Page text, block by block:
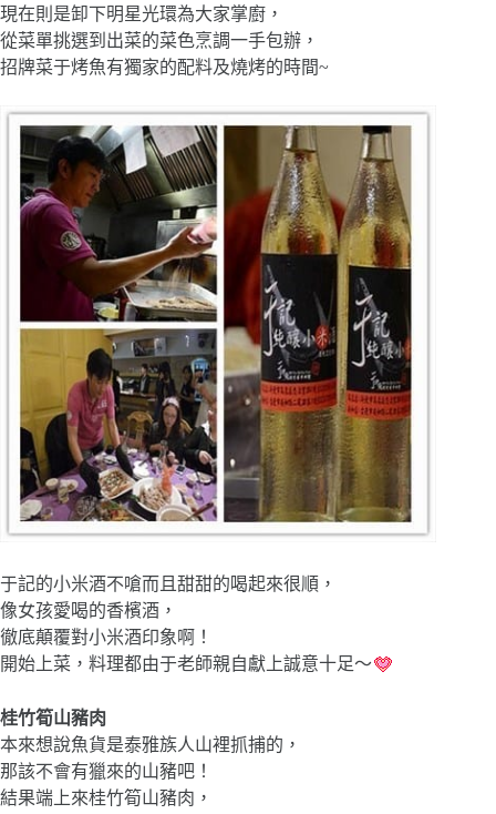
現在則是卸下明星光環為大家掌廚，
從菜單挑選到出菜的菜色烹調一手包辦，
招牌菜于烤魚有獨家的配料及燒烤的時間~
于記的小米酒不嗆而且甜甜的喝起來很順，
像女孩愛喝的香檳酒，
徹底顛覆對小米酒印象啊！
開始上菜，料理都由于老師親自獻上誠意十足～
桂竹筍山豬肉
本來想說魚貨是泰雅族人山裡抓捕的，
那該不會有獵來的山豬吧！
結果端上來桂竹筍山豬肉，